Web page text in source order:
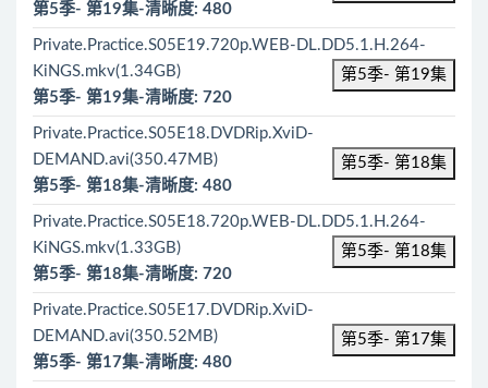
第5季- 第19集-清晰度: 480
Private.Practice.S05E19.720p.WEB-DL.DD5.1.H.264-
KiNGS.mkv(1.34GB)
第5季- 第19集
第5季- 第19集-清晰度: 720
Private.Practice.S05E18.DVDRip.XviD-
DEMAND.avi(350.47MB)
第5季- 第18集
第5季- 第18集-清晰度: 480
Private.Practice.S05E18.720p.WEB-DL.DD5.1.H.264-
KiNGS.mkv(1.33GB)
第5季- 第18集
第5季- 第18集-清晰度: 720
Private.Practice.S05E17.DVDRip.XviD-
DEMAND.avi(350.52MB)
第5季- 第17集
第5季- 第17集-清晰度: 480